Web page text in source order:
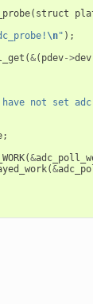
( struct
\n" );
(&( pdev->dev
not set adc
;
(&
(&